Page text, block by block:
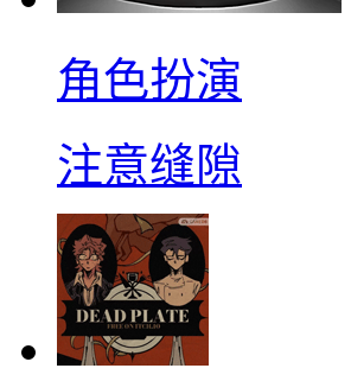
角色扮演
注意缝隙